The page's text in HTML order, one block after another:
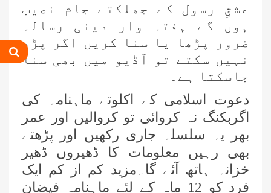
عشقِ رسول کے جھلکتے جام نصیب
ہوں گے ہفتہ وار دینی رسالہ
ضرور پڑھا یا سنا کریں اگر پڑھ
نہیں سکتے تو آڈیو میں بھی سنا
جاسکتا ہے۔
دعوت اسلامی کے اکلوتے ماہنامہ کی
اگربکنگ نہ کروائی تو کروالیں اور عمر
بھر یہ سلسلہ جاری رکھیں اور پڑھتے
بھی رہیں معلومات کا ڈھیروں ڈھیر
خزانہ ہاتھ آئے گا۔مزید کم از کم ایک
فرد کو 12 ماہ کے لئے ماہنامہ فیضانِ
اس ہفتے کا رسالہ ”احیاء العلوم سے 38
مدنی پھول (قسط:01)“
دینی چاہئے، مولانا محمد الیاس عطار
قادری
اس ہفتے کا رسالہ ” فیضان مفتی اعظم
ہند “
زلزلے کا اصل سبب لوگوں کے گناہ
ہیں، علامہ مولانا الیاس عطار قادری